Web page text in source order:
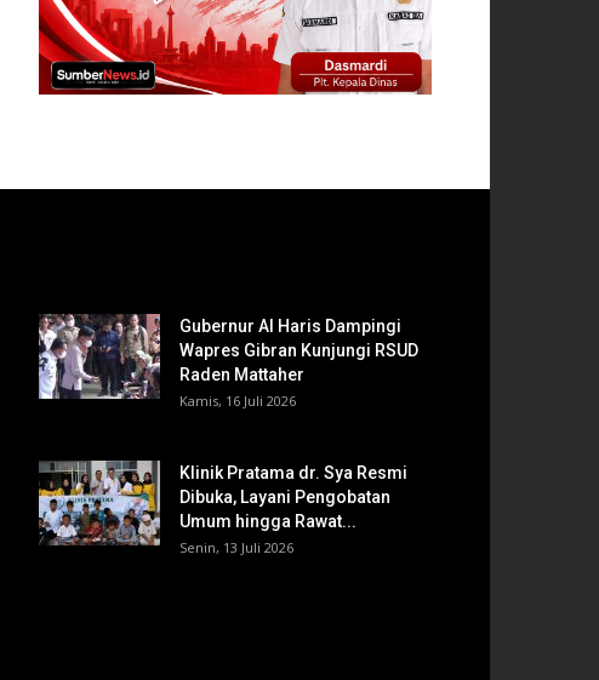
Gubernur Al Haris Dampingi
Wapres Gibran Kunjungi RSUD
Raden Mattaher
Kamis, 16 Juli 2026
Klinik Pratama dr. Sya Resmi
Dibuka, Layani Pengobatan
Umum hingga Rawat...
Senin, 13 Juli 2026